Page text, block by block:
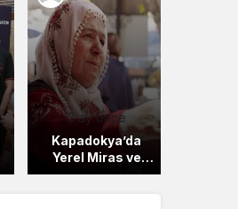
3 ay önce
Kapadokya’da
Yerel Miras ve
Yıldızlı Sofralar